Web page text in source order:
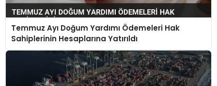
Temmuz Ayı Doğum Yardımı Ödemeleri Hak
Sahiplerinin Hesaplarına Yatırıldı